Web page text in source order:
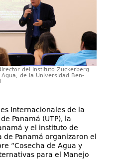
del Instituto Zuckerberg
de la Universidad Ben-
Internacionales de la
Panamá (UTP), la
y el instituto de
Panamá organizaron el
“Cosecha de Agua y
para el Manejo